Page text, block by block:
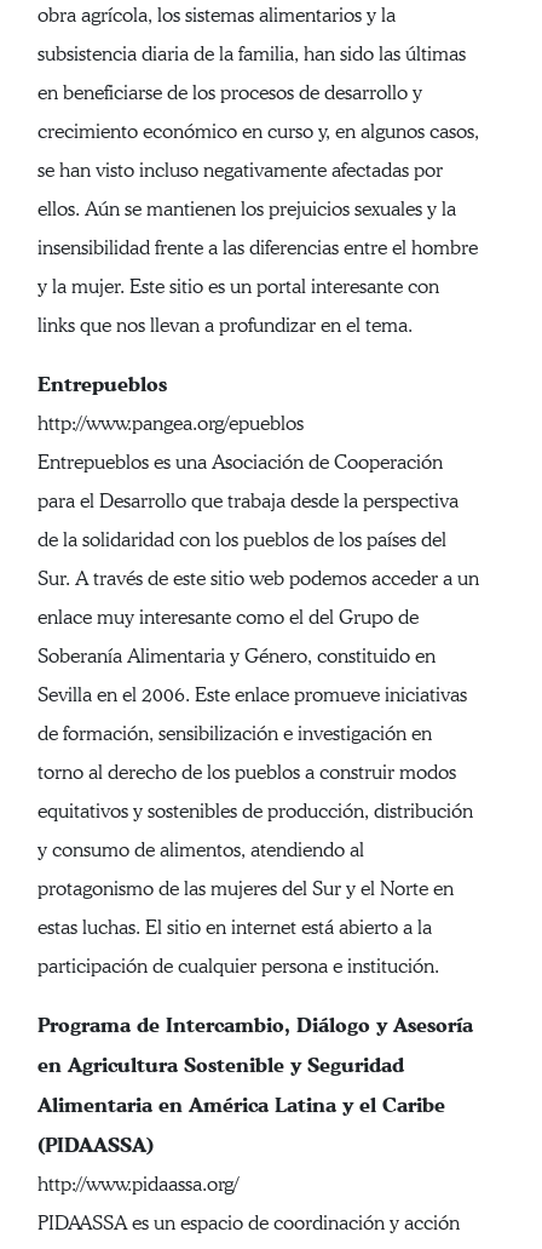
obra agrícola, los sistemas alimentarios y la
subsistencia diaria de la familia, han sido las últimas
en beneficiarse de los procesos de desarrollo y
crecimiento económico en curso y, en algunos casos,
se han visto incluso negativamente afectadas por
ellos. Aún se mantienen los prejuicios sexuales y la
insensibilidad frente a las diferencias entre el hombre
y la mujer. Este sitio es un portal interesante con
links que nos llevan a profundizar en el tema.
Entrepueblos
http://www.pangea.org/epueblos
Entrepueblos es una Asociación de Cooperación
para el Desarrollo que trabaja desde la perspectiva
de la solidaridad con los pueblos de los países del
Sur. A través de este sitio web podemos acceder a un
enlace muy interesante como el del Grupo de
Soberanía Alimentaria y Género, constituido en
Sevilla en el 2006. Este enlace promueve iniciativas
de formación, sensibilización e investigación en
torno al derecho de los pueblos a construir modos
equitativos y sostenibles de producción, distribución
y consumo de alimentos, atendiendo al
protagonismo de las mujeres del Sur y el Norte en
estas luchas. El sitio en internet está abierto a la
participación de cualquier persona e institución.
Programa de Intercambio, Diálogo y Asesoría
en Agricultura Sostenible y Seguridad
Alimentaria en América Latina y el Caribe
(PIDAASSA)
http://www.pidaassa.org/
PIDAASSA es un espacio de coordinación y acción